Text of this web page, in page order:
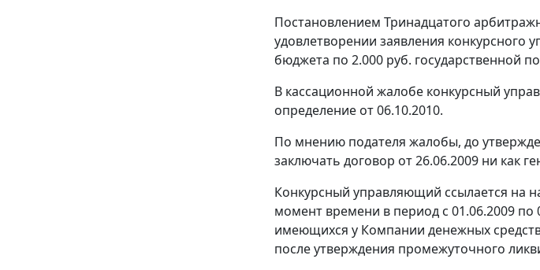
Постановлением Тринадцатого
удовлетворении заявления
бюджета по 2.000 руб. государственной
В кассационной жалобе конкурсный
определение от 06.10.2010.
По мнению подателя жалобы, до
заключать договор от 26.06.2009 ни как
Конкурсный управляющий ссылается на
момент времени в период с 01.06.2009
имеющихся у Компании денежных
после утверждения промежуточного